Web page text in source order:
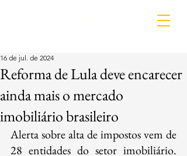
Reforma de Lula deve encarecer
ainda mais o mercado
imobiliário brasileiro
16 de jul. de 2024
Alerta sobre alta de impostos vem de
28 entidades do setor imobiliário.